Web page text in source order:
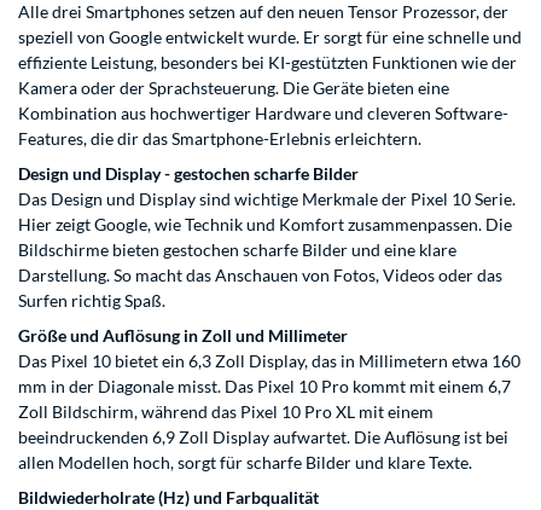
Alle drei Smartphones setzen auf den neuen Tensor Prozessor, der
speziell von Google entwickelt wurde. Er sorgt für eine schnelle und
effiziente Leistung, besonders bei KI-gestützten Funktionen wie der
Kamera oder der Sprachsteuerung. Die Geräte bieten eine
Kombination aus hochwertiger Hardware und cleveren Software-
Features, die dir das Smartphone-Erlebnis erleichtern.
Design und Display - gestochen scharfe Bilder
Das Design und Display sind wichtige Merkmale der Pixel 10 Serie.
Hier zeigt Google, wie Technik und Komfort zusammenpassen. Die
Bildschirme bieten gestochen scharfe Bilder und eine klare
Darstellung. So macht das Anschauen von Fotos, Videos oder das
Surfen richtig Spaß.
Größe und Auflösung in Zoll und Millimeter
Das Pixel 10 bietet ein 6,3 Zoll Display, das in Millimetern etwa 160
mm in der Diagonale misst. Das Pixel 10 Pro kommt mit einem 6,7
Zoll Bildschirm, während das Pixel 10 Pro XL mit einem
beeindruckenden 6,9 Zoll Display aufwartet. Die Auflösung ist bei
allen Modellen hoch, sorgt für scharfe Bilder und klare Texte.
Bildwiederholrate (Hz) und Farbqualität